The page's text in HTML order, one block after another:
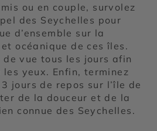
ou en couple, survolez
des Seychelles pour
d’ensemble sur la
océanique de ces îles.
de vue tous les jours afin
les yeux. Enfin, terminez
jours de repos sur l’île de
de la douceur et de la
connue des Seychelles.